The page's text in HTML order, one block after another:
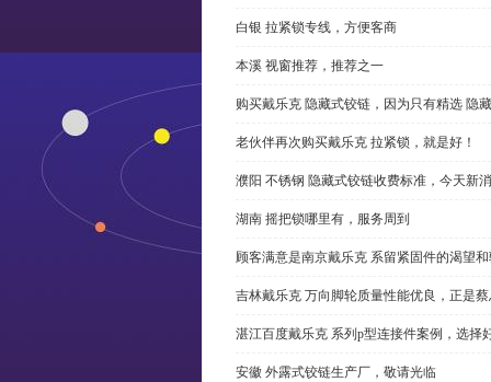
白银 拉紧锁专线，方便客商
本溪 视窗推荐，推荐之一
购买戴乐克 隐藏式铰链，因为只有精选 隐
老伙伴再次购买戴乐克 拉紧锁，就是好！
濮阳 不锈钢 隐藏式铰链收费标准，今天新
湖南 摇把锁哪里有，服务周到
顾客满意是南京戴乐克 系留紧固件的渴望
吉林戴乐克 万向脚轮质量性能优良，正是
湛江百度戴乐克 系列p型连接件案例，选择
安徽 外露式铰链生产厂，敬请光临